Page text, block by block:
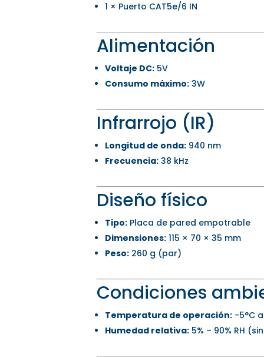
1 × Puerto CAT5e/6 IN
Alimentación
Voltaje DC: 5V
Consumo máximo: 3W
Infrarrojo (IR)
Longitud de onda: 940 nm
Frecuencia: 38 kHz
Diseño físico
Tipo: Placa de pared empotrable
Dimensiones: 115 × 70 × 35 mm
Peso: 260 g (par)
Condiciones
Temperatura de operación: -5°C
Humedad relativa: 5% – 90% RH